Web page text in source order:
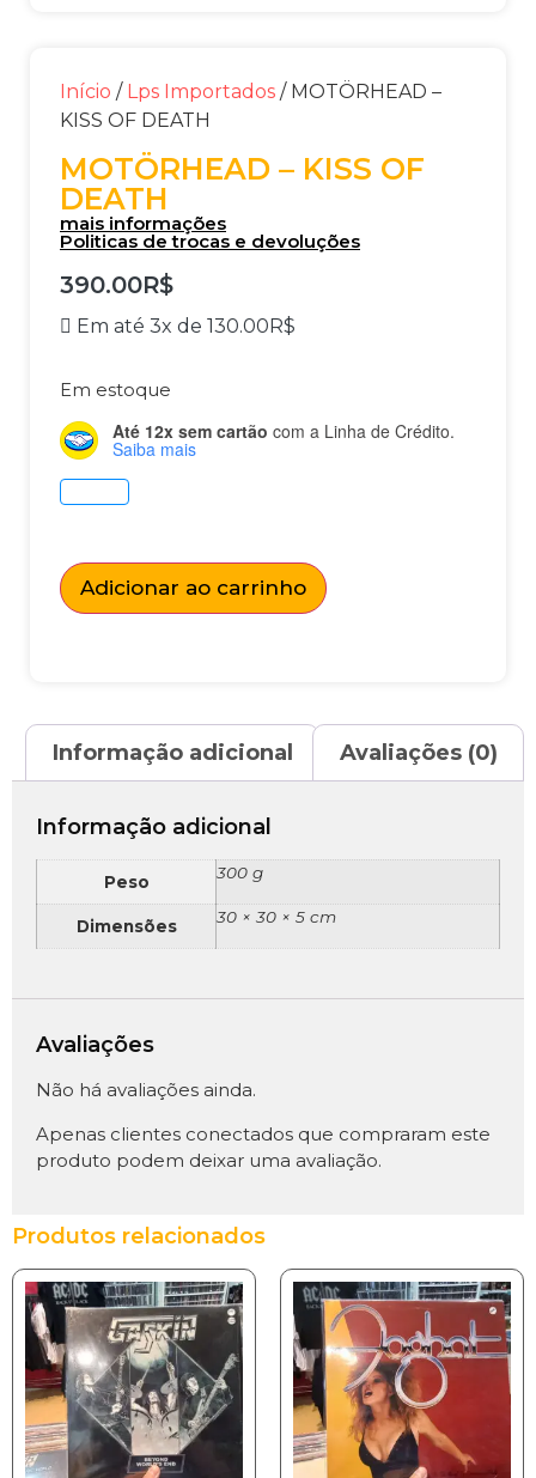
Início / Lps Importados / MOTÖRHEAD –
KISS OF DEATH
MOTÖRHEAD – KISS OF
DEATH
mais informações
Politicas de trocas e devoluções
390.00R$
Em até 3x de 130.00R$
Em estoque
Até 12x sem cartão com a Linha de Crédito.
Saiba mais
Adicionar ao carrinho
Informação adicional Avaliações (0)
Informação adicional
Peso 300 g
Dimensões 30 × 30 × 5 cm
Avaliações
Não há avaliações ainda.
Apenas clientes conectados que compraram este
produto podem deixar uma avaliação.
Produtos relacionados